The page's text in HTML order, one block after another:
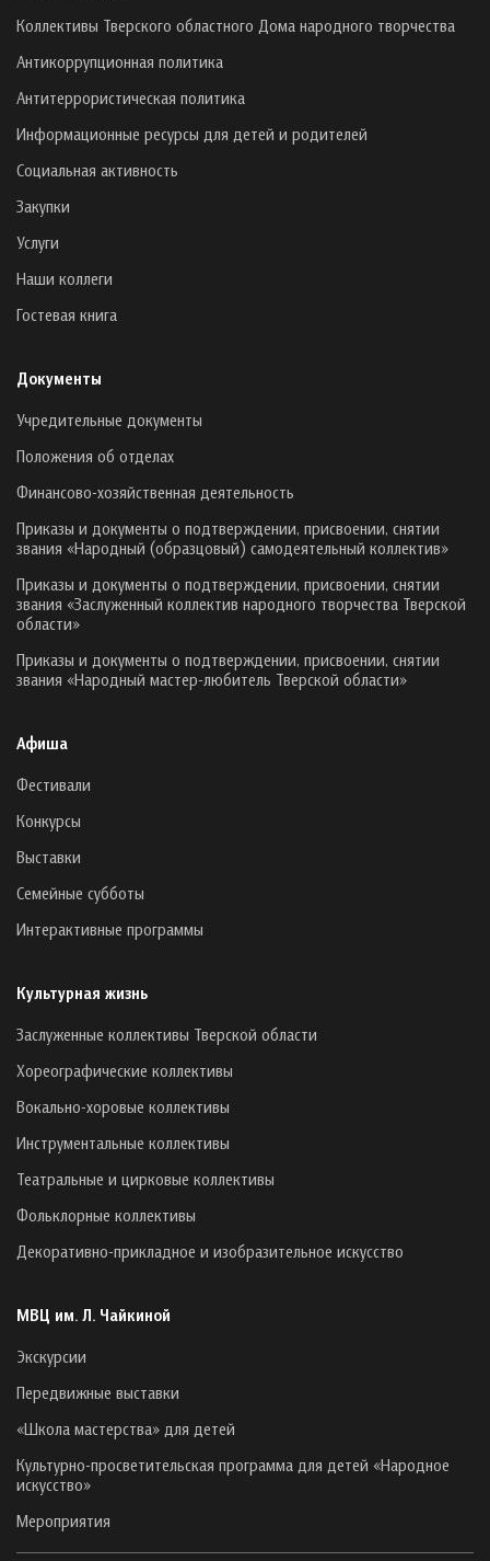
Коллективы Тверского областного Дома народного творчества
Антикоррупционная политика
Антитеррористическая политика
Информационные ресурсы для детей и родителей
Социальная активность
Закупки
Услуги
Наши коллеги
Гостевая книга
Документы
Учредительные документы
Положения об отделах
Финансово-хозяйственная деятельность
Приказы и документы о подтверждении, присвоении, снятии
звания «Народный (образцовый) самодеятельный коллектив»
Приказы и документы о подтверждении, присвоении, снятии
звания «Заслуженный коллектив народного творчества Тверской
области»
Приказы и документы о подтверждении, присвоении, снятии
звания «Народный мастер-любитель Тверской области»
Афиша
Фестивали
Конкурсы
Выставки
Семейные субботы
Интерактивные программы
Культурная жизнь
Заслуженные коллективы Тверской области
Хореографические коллективы
Вокально-хоровые коллективы
Инструментальные коллективы
Театральные и цирковые коллективы
Фольклорные коллективы
Декоративно-прикладное и изобразительное искусство
МВЦ им. Л. Чайкиной
Экскурсии
Передвижные выставки
«Школа мастерства» для детей
Культурно-просветительская программа для детей «Народное
искусство»
Мероприятия